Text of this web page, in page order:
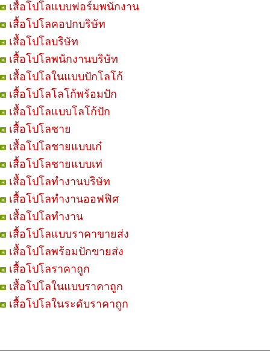
เสื้อโปโลแบบฟอร์มพนักงาน
เสื้อโปโลคอปกบริษัท
เสื้อโปโลบริษัท
เสื้อโปโลพนักงานบริษัท
เสื้อโปโลในแบบปักโลโก้
เสื้อโปโลโลโก้พร้อมปัก
เสื้อโปโลแบบโลโก้ปัก
เสื้อโปโลชาย
เสื้อโปโลชายแบบเก๋
เสื้อโปโลชายแบบเท่
เสื้อโปโลทำงานบริษัท
เสื้อโปโลทำงานออฟฟิศ
เสื้อโปโลทำงาน
เสื้อโปโลแบบราคาขายส่ง
เสื้อโปโลพร้อมปักขายส่ง
เสื้อโปโลราคาถูก
เสื้อโปโลในแบบราคาถูก
เสื้อโปโลในระดับราคาถูก